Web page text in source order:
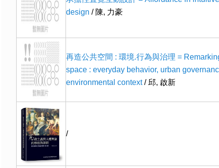
design / 陳, 力豪
再造公共空間 : 環境.行為與治理 =
space : everyday behavior, urban
environmental context/ 邱, 啟新
/